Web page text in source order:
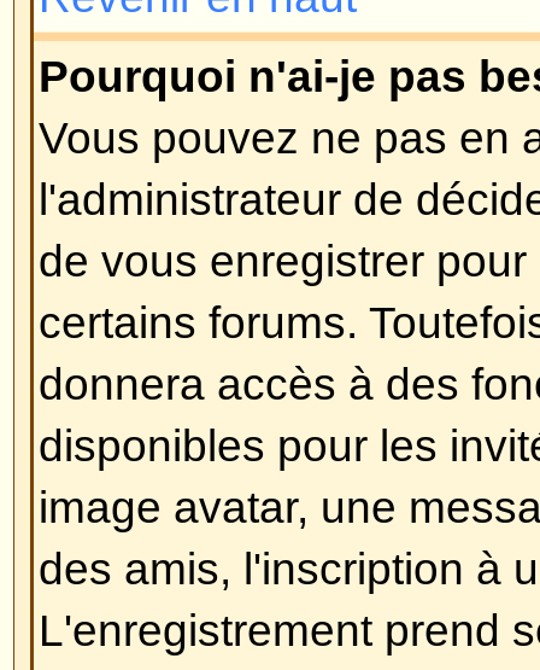
Revenir en haut
Comment puis-je éviter que
apparaisse dans la liste des
Dans votre profil, vous
présence en ligne, si vous
n'apparaîtrez qu'uniquement
administrateurs ou vous-même.
comme un utilisateur invisible.
J'ai perdu mon mot de passe !
Ne paniquez pas ! Si votre mot
retrouvé, il peut par contre être
faire, aller sur la page de